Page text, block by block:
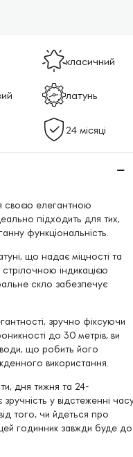
класичний
латунь
24 місяці
своєю елегантною
підходить для тих,
функціональність.
що надає міцності та
індикацією
скло забезпечує
зручно фіксуючи
до 30 метрів, ви
що робить його
використання.
дня тижня та 24-
у відстеженні
того, чи йдеться про
годинник завжди буде до